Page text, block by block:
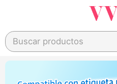
Buscar productos